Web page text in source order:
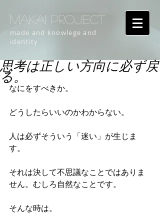
MAKAI PROJECT
made and knowlege and
identity
思考は正しい方向に必ず戻
る。
なにをすべきか。
どうしたらいいのかわからない。
人は必ずそういう「迷い」が生じま
す。
それは決して不思議なことではありま
せん。むしろ自然なことです。
そんな時は。